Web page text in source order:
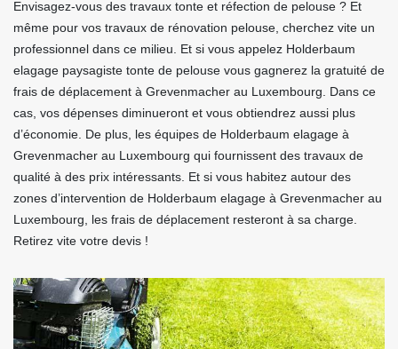
Envisagez-vous des travaux tonte et réfection de pelouse ? Et
même pour vos travaux de rénovation pelouse, cherchez vite un
professionnel dans ce milieu. Et si vous appelez Holderbaum
elagage paysagiste tonte de pelouse vous gagnerez la gratuité de
frais de déplacement à Grevenmacher au Luxembourg. Dans ce
cas, vos dépenses diminueront et vous obtiendrez aussi plus
d’économie. De plus, les équipes de Holderbaum elagage à
Grevenmacher au Luxembourg qui fournissent des travaux de
qualité à des prix intéressants. Et si vous habitez autour des
zones d’intervention de Holderbaum elagage à Grevenmacher au
Luxembourg, les frais de déplacement resteront à sa charge.
Retirez vite votre devis !